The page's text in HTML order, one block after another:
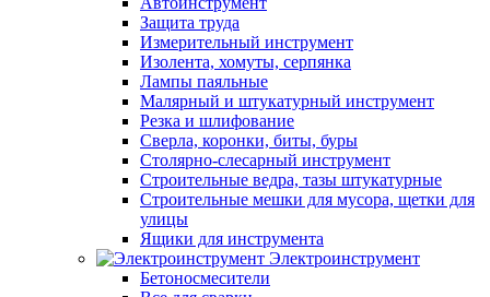
Защита труда
Измерительный инструмент
Изолента, хомуты, серпянка
Лампы паяльные
Малярный и штукатурный инструмент
Резка и шлифование
Сверла, коронки, биты, буры
Столярно-слесарный инструмент
Строительные ведра, тазы штукатурные
Строительные мешки для мусора, щетки для
улицы
Ящики для инструмента
Электроинструмент
Бетоносмесители